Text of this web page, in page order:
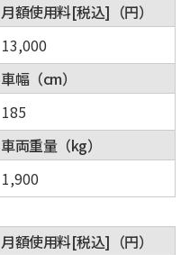
月額使用料[税込]（円）
13,000
車幅（cm）
185
車両重量（kg）
1,900
月額使用料[税込]（円）